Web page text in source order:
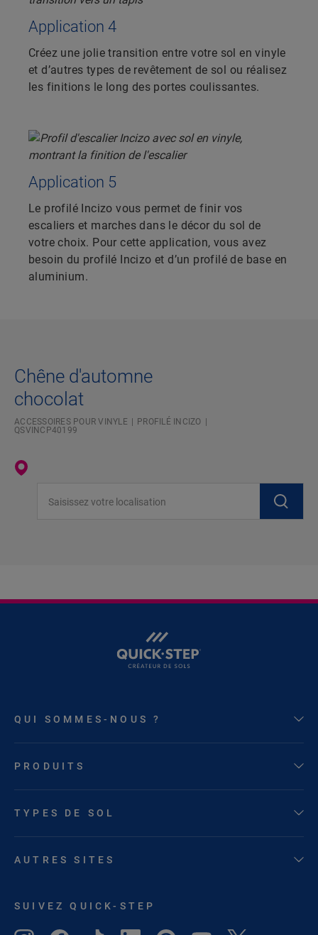
Application 4
Créez une jolie transition entre votre sol en vinyle
et d’autres types de revêtement de sol ou réalisez
les finitions le long des portes coulissantes.
Application 5
Le profilé Incizo vous permet de finir vos
escaliers et marches dans le décor du sol de
votre choix. Pour cette application, vous avez
besoin du profilé Incizo et d’un profilé de base en
aluminium.
Chêne d'automne
chocolat
ACCESSOIRES POUR VINYLE
PROFILÉ INCIZO
QSVINCP40199
QUI SOMMES-NOUS ?
PRODUITS
TYPES DE SOL
AUTRES SITES
SUIVEZ QUICK-STEP